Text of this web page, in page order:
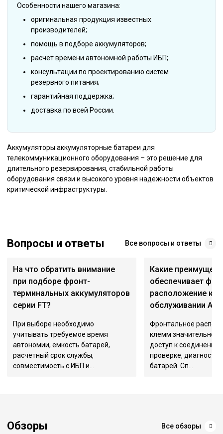
Особенности нашего магазина:
оригинальная продукция известных
производителей;
помощь в подборе аккумуляторов;
расчет времени автономной работы ИБП;
консультации по проектированию систем
резервного питания;
гарантийная поддержка;
доставка по всей России.
Аккумуляторы аккумуляторные батареи для
телекоммуникационного оборудования – это решение для
длительного резервирования, стабильной работы
оборудования связи и высокого уровня надежности объектов
критической инфраструктуры.
Вопросы и ответы Все вопросы и ответы
На что обратить внимание
при подборе фронт-
терминальных аккумуляторов
серии FT?
При выборе необходимо
учитывать требуемое время
автономии, емкость батарей,
расчетный срок службы,
совместимость с ИБП и...
Какие
обеспечивает
расположение
обслуживании
Фронтальное
клемм значительно
доступ к
проверке,
батарей. Сп...
Обзоры Все обзоры